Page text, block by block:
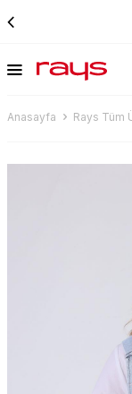
Anasayfa Rays Tüm